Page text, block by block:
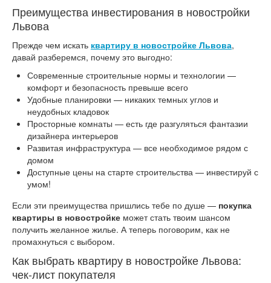
Преимущества инвестирования в новостройки
Львова
Прежде чем искать квартиру в новостройке Львова,
давай разберемся, почему это выгодно:
Современные строительные нормы и технологии —
комфорт и безопасность превыше всего
Удобные планировки — никаких темных углов и
неудобных кладовок
Просторные комнаты — есть где разгуляться фантазии
дизайнера интерьеров
Развитая инфраструктура — все необходимое рядом с
домом
Доступные цены на старте строительства — инвестируй с
умом!
Если эти преимущества пришлись тебе по душе — покупка
квартиры в новостройке может стать твоим шансом
получить желанное жилье. А теперь поговорим, как не
промахнуться с выбором.
Как выбрать квартиру в новостройке Львова:
чек-лист покупателя